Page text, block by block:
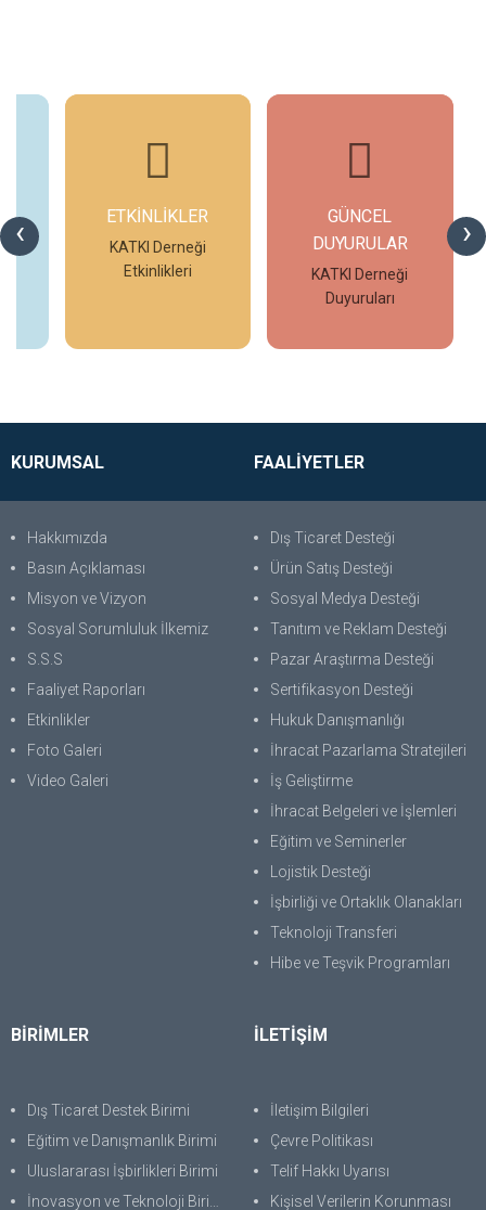
‹ ›
ETKİNLİKLER
KATKI Derneği
Etkinlikleri
GÜNCEL
DUYURULAR
KATKI Derneği
Duyuruları
İncele
KURUMSAL
Hakkımızda
Basın Açıklaması
Misyon ve Vizyon
Sosyal Sorumluluk İlkemiz
S.S.S
Faaliyet Raporları
Etkinlikler
Foto Galeri
Video Galeri
FAALİYETLER
Dış Ticaret Desteği
Ürün Satış Desteği
Sosyal Medya Desteği
Tanıtım ve Reklam Desteği
Pazar Araştırma Desteği
Sertifikasyon Desteği
Hukuk Danışmanlığı
İhracat Pazarlama Stratejileri
İş Geliştirme
İhracat Belgeleri ve İşlemleri
Eğitim ve Seminerler
Lojistik Desteği
İşbirliği ve Ortaklık Olanakları
Teknoloji Transferi
Hibe ve Teşvik Programları
BİRİMLER
Dış Ticaret Destek Birimi
Eğitim ve Danışmanlık Birimi
Uluslararası İşbirlikleri Birimi
İnovasyon ve Teknoloji Birimi
İLETİŞİM
İletişim Bilgileri
Çevre Politikası
Telif Hakkı Uyarısı
Kişisel Verilerin Korunması